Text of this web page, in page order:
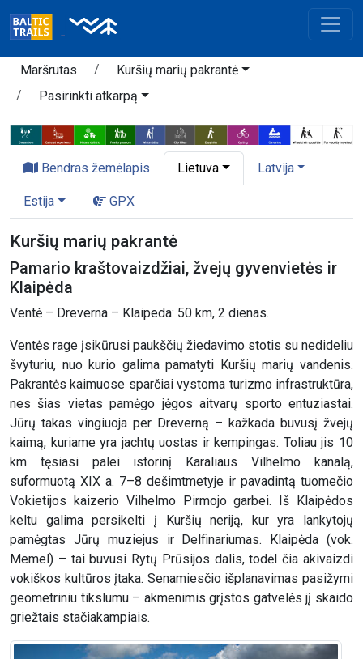
Maršrutas
Kuršių marių pakrantė
Pasirinkti atkarpą
Bendras žemėlapis Lietuva Latvija
Estija GPX
Kuršių marių pakrantė
Pamario kraštovaizdžiai, žvejų gyvenvietės ir
Klaipėda
Ventė – Dreverna – Klaipeda: 50 km, 2 dienas.
Ventės rage įsikūrusi paukščių žiedavimo stotis su nedideliu
švyturiu, nuo kurio galima pamatyti Kuršių marių vandenis.
Pakrantės kaimuose sparčiai vystoma turizmo infrastruktūra,
nes šias vietas pamėgo jėgos aitvarų sporto entuziastai.
Jūrų takas vingiuoja per Dreverną – kažkada buvusį žvejų
kaimą, kuriame yra jachtų uostas ir kempingas. Toliau jis 10
km tęsiasi palei istorinį Karaliaus Vilhelmo kanalą,
suformuotą XIX a. 7–8 dešimtmetyje ir pavadintą tuomečio
Vokietijos kaizerio Vilhelmo Pirmojo garbei. Iš Klaipėdos
keltu galima persikelti į Kuršių neriją, kur yra lankytojų
pamėgtas Jūrų muziejus ir Delfinariumas. Klaipėda (vok.
Memel) – tai buvusi Rytų Prūsijos dalis, todėl čia akivaizdi
vokiškos kultūros įtaka. Senamiesčio išplanavimas pasižymi
geometriniu tikslumu – akmenimis grįstos gatvelės jį skaido
griežtais stačiakampiais.